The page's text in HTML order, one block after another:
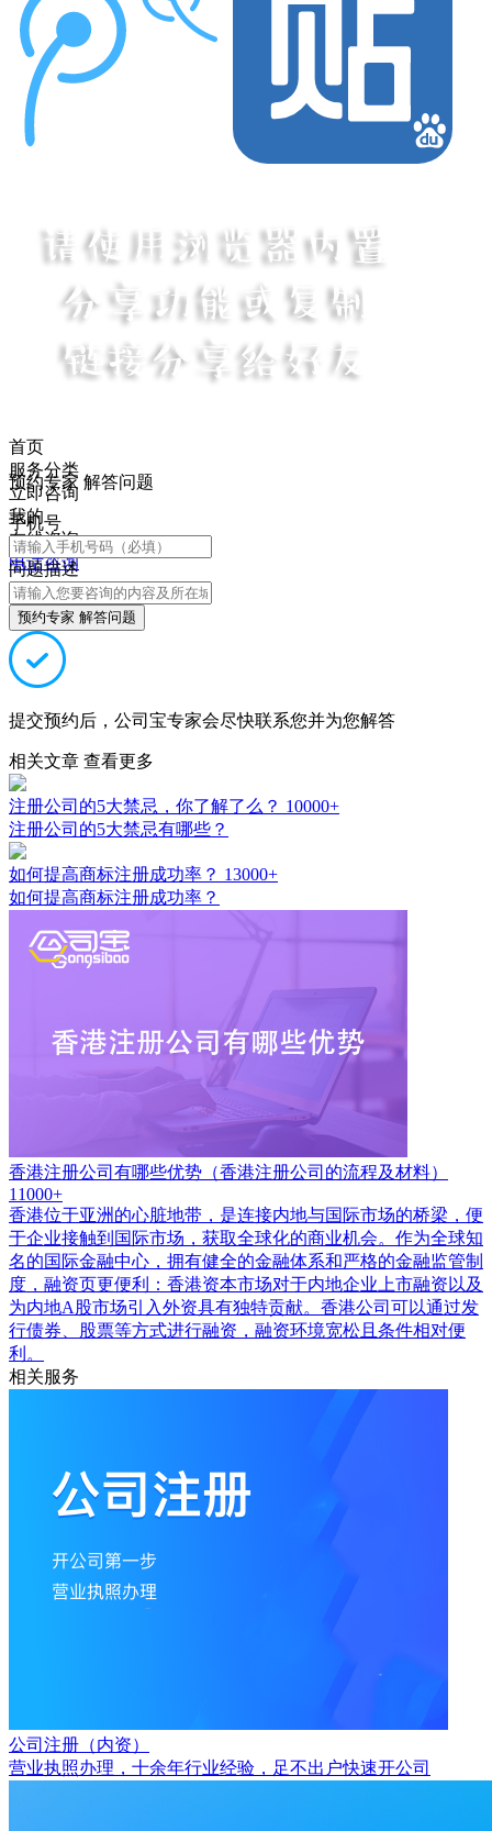
首页
服务分类
立即咨询
我的
在线咨询
电话咨询
预约专家 解答问题
手机号
问题描述
预约专家 解答问题
提交预约后，公司宝专家会尽快联系您并为您解答
相关文章 查看更多
注册公司的5大禁忌，你了解了么？ 10000+
注册公司的5大禁忌有哪些？
如何提高商标注册成功率？ 13000+
如何提高商标注册成功率？
香港注册公司有哪些优势（香港注册公司的流程及材料）
11000+
香港位于亚洲的心脏地带，是连接内地与国际市场的桥梁，便
于企业接触到国际市场，获取全球化的商业机会。作为全球知
名的国际金融中心，拥有健全的金融体系和严格的金融监管制
度，融资页更便利：香港资本市场对于内地企业上市融资以及
为内地A股市场引入外资具有独特贡献。香港公司可以通过发
行债券、股票等方式进行融资，融资环境宽松且条件相对便
利。
相关服务
公司注册（内资）
营业执照办理，十余年行业经验，足不出户快速开公司